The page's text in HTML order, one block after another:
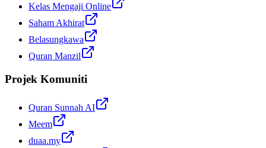
Kelas Mengaji Online
Saham Akhirat
Belasungkawa
Quran Manzil
Projek Komuniti
Quran Sunnah AI
Meem
duaa.my